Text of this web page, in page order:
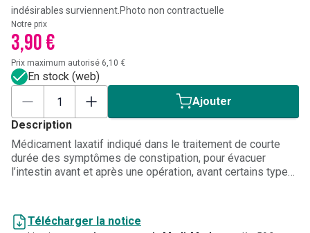
indésirables surviennent. Photo non contractuelle
Notre prix
3,90 €
Prix maximum autorisé 6,10 €
En stock (web)
Ajouter
Description
Médicament laxatif indiqué dans le traitement de courte
durée des symptômes de constipation, pour évacuer
l’intestin avant et après une opération, avant certains types
Télécharger la notice